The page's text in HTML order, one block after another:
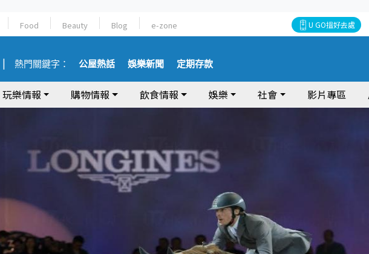
Food Beauty Blog e-zone U GO搵好去處
熱門關鍵字： 公屋熱話 娛樂新聞 定期存款
玩樂情報 購物情報 飲食情報 娛樂 社會 影片專區